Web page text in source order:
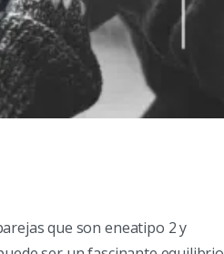
que son eneatipo 2 y